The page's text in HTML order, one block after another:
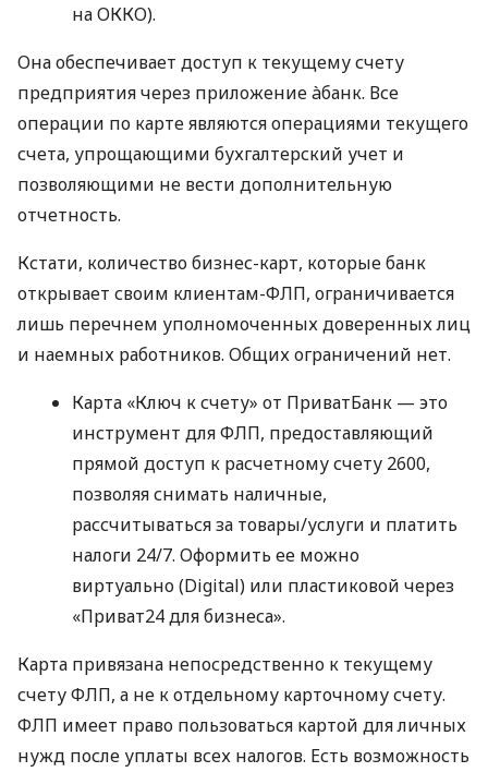
на ОККО).
Она обеспечивает доступ к текущему счету
предприятия через приложение àбанк. Все
операции по карте являются операциями текущего
счета, упрощающими бухгалтерский учет и
позволяющими не вести дополнительную
отчетность.
Кстати, количество бизнес-карт, которые банк
открывает своим клиентам-ФЛП, ограничивается
лишь перечнем уполномоченных доверенных лиц
и наемных работников. Общих ограничений нет.
Карта «Ключ к счету» от ПриватБанк — это
инструмент для ФЛП, предоставляющий
прямой доступ к расчетному счету 2600,
позволяя снимать наличные,
рассчитываться за товары/услуги и платить
налоги 24/7. Оформить ее можно
виртуально (Digital) или пластиковой через
«Приват24 для бизнеса».
Карта привязана непосредственно к текущему
счету ФЛП, а не к отдельному карточному счету.
ФЛП имеет право пользоваться картой для личных
нужд после уплаты всех налогов. Есть возможность